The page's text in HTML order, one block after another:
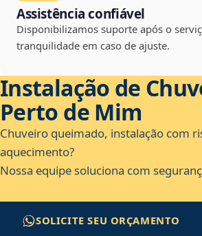
Assistência confiável
Disponibilizamos suporte após o
tranquilidade em caso de ajuste.
Instalação de
Perto de Mim
Chuveiro queimado, instalação com
aquecimento?
Nossa equipe soluciona com
SOLICITE SEU ORÇAMENTO